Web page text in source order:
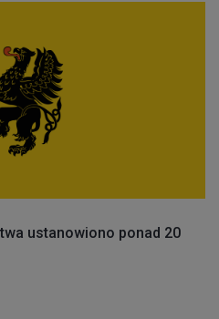
ustanowiono ponad 20